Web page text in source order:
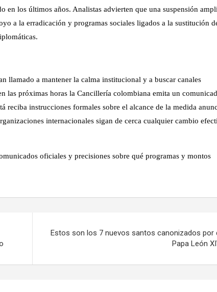
los últimos años. Analistas advierten que una suspensión
a la erradicación y programas sociales ligados a la sustitución
llamado a mantener la calma institucional y a buscar canales
las próximas horas la Cancillería colombiana emita un
reciba instrucciones formales sobre el alcance de la medida
internacionales sigan de cerca cualquier cambio
oficiales y precisiones sobre qué programas y montos
Estos son los 7 nuevos santos canonizados por
Papa León